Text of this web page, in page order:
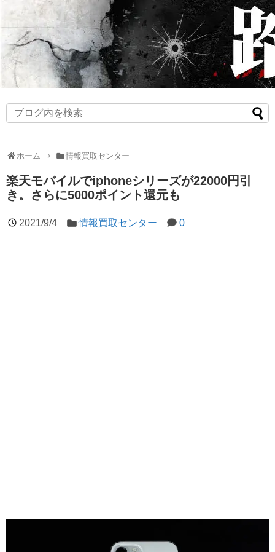
ホーム 情報買取センター
楽天モバイルでiphoneシリーズが22000円引
き。さらに5000ポイント還元も
2021/9/4 情報買取センター 0